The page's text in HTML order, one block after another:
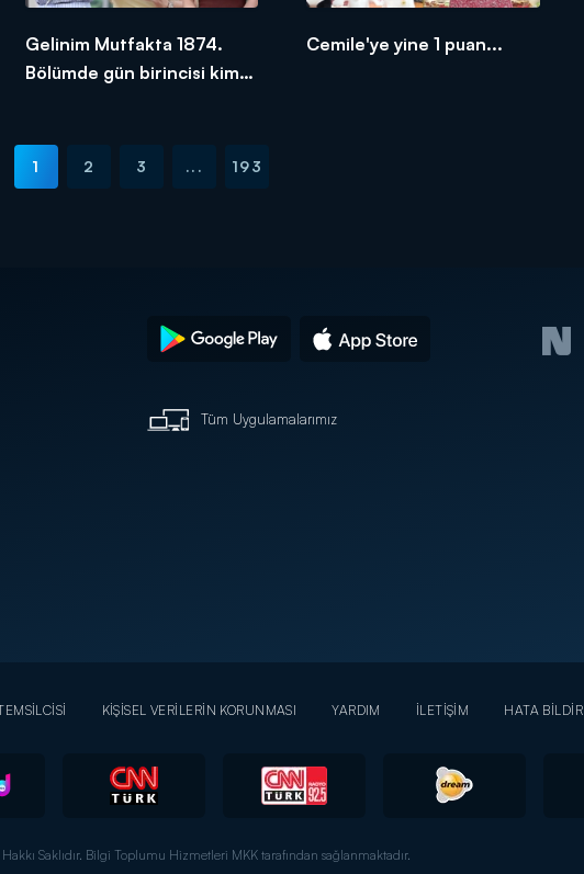
Gelinim Mutfakta 1874.
Bölümde gün birincisi kim
Cemile'ye yine 1 puan...
1 2 3 ... 193
Tüm Uygulamalarımız
KİŞİSEL VERİLERİN KORUNMASI YARDIM İLETİŞİM HATA BİLDİR
Saklıdır. Bilgi Toplumu Hizmetleri MKK tarafından sağlanmaktadır.